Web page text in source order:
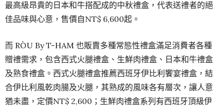
最高級昂貴的日本和牛搭配成的中秋禮盒，代表送禮者的絕
佳品味與心意，售價自NT$ 6,600起。
而 RÒU By T-HAM 也販賣多種常態性禮盒滿足消費者各種
贈禮需求，包含西式火腿禮盒、生鮮肉禮盒、日本和牛禮盒
及熟食禮盒。西式火腿禮盒推薦西班牙伊比利饗宴禮盒，結
合伊比利風乾肉腸及火腿，其熟成的風味各有層次，讓人意
猶未盡，定價NT$ 2,600；生鮮肉禮盒系列有西班牙頂級伊